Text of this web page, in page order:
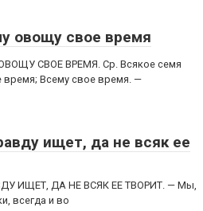
овощу свое время
СВОЕ ВРЕМЯ. Ср. Всякое семя
время; Всему свое время. —
ищет, да не всяк ее
ИЩЕТ, ДА НЕ ВСЯК ЕЕ ТВОРИТ. — Мы,
всегда и во